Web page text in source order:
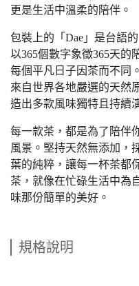
更是生活中溫柔的陪伴。
包裝上的「Dae」是台語
以365個數字象徵365天的
每個平凡日子因茶而不同
來自世界各地嚴選的天然
造出多款風味獨特且持續
每一款茶，都是為了陪伴
風景。堅持天然無添加，
葉的純粹，讓每一杯茶都
茶，就像在忙碌生活中為
味那份簡單的美好。
規格說明